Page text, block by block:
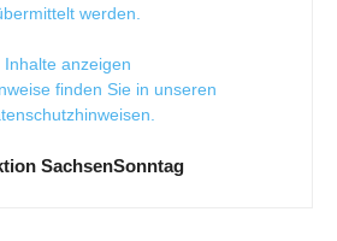
werden.
Inhalte anzeigen
finden Sie in unseren
.
SachsenSonntag